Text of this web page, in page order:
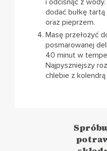
i odcisnąć z
dodać bułkę
oraz pieprzem.
Masę przełożyć
posmarowanej
40 minut w
Najpyszniejszy
chlebie z